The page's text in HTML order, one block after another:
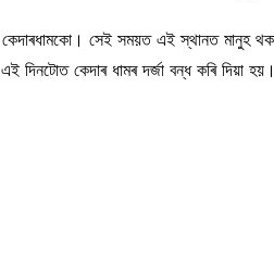
কেদাৰধামকো। সেই সময়ত এই স্থানত মানুহ
দিনটোত কেদাৰ ধামৰ দৰ্জা বন্ধ কৰি দিয়া